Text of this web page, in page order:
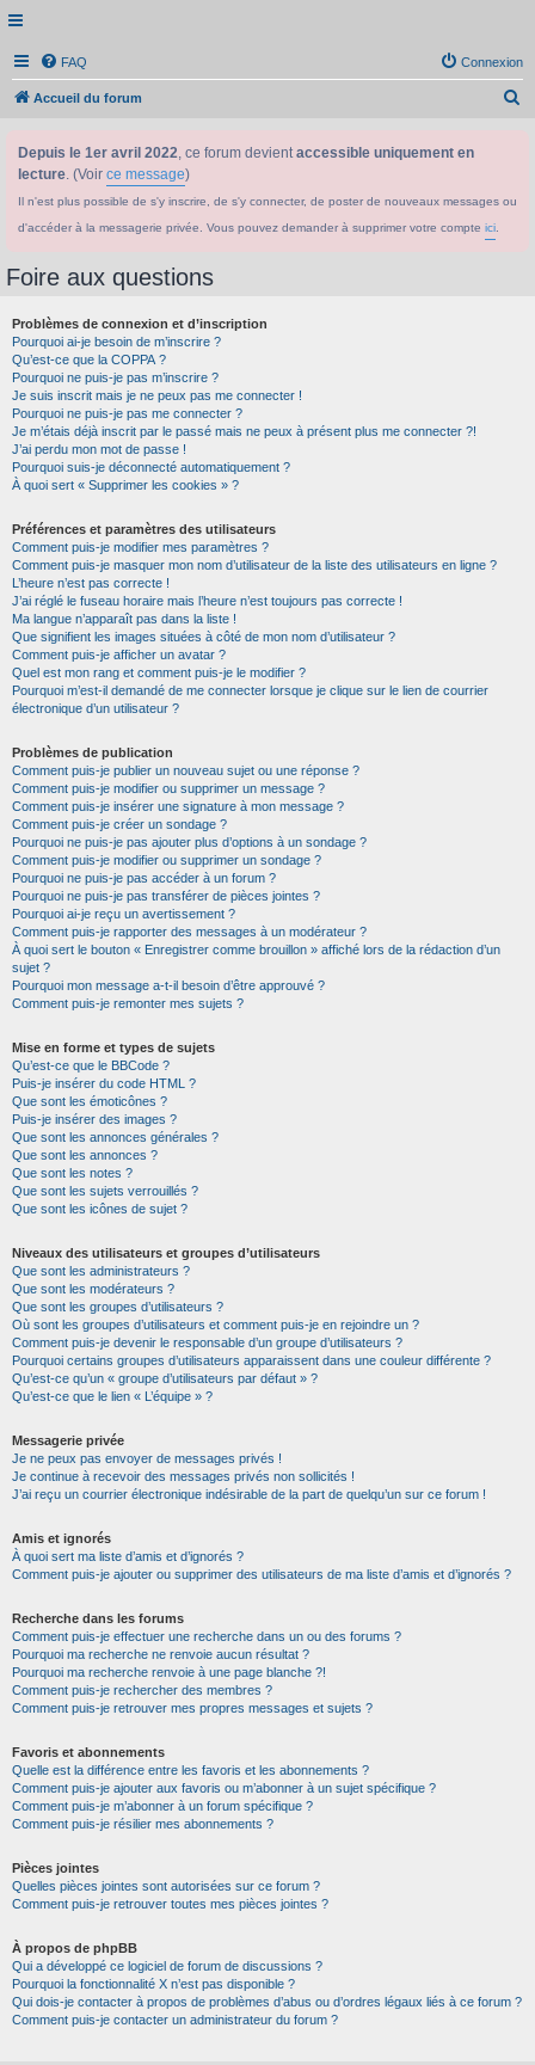
FAQ Connexion
Accueil du forum
Depuis le 1er avril 2022, ce forum devientaccessible uniquement en
lecture. (Voir ce message)
Il n'est plus possible de s'y inscrire, de s'y connecter, de poster de nouveaux messages ou
d'accéder à la messagerie privée. Vous pouvez demander à supprimer votre compte ici
Foire aux questions
Problèmes de connexion et d’inscription
Pourquoi ai-je besoin de m’inscrire ?
Qu’est-ce que la COPPA ?
Pourquoi ne puis-je pas m’inscrire ?
Je suis inscrit mais je ne peux pas me connecter !
Pourquoi ne puis-je pas me connecter ?
Je m’étais déjà inscrit par le passé mais ne peux à présent plus me connecter ?!
J’ai perdu mon mot de passe !
Pourquoi suis-je déconnecté automatiquement ?
À quoi sert « Supprimer les cookies » ?
Préférences et paramètres des utilisateurs
Comment puis-je modifier mes paramètres ?
Comment puis-je masquer mon nom d’utilisateur de la liste des utilisateurs en ligne ?
L’heure n’est pas correcte !
J’ai réglé le fuseau horaire mais l’heure n’est toujours pas correcte !
Ma langue n’apparaît pas dans la liste !
Que signifient les images situées à côté de mon nom d’utilisateur ?
Comment puis-je afficher un avatar ?
Quel est mon rang et comment puis-je le modifier ?
Pourquoi m’est-il demandé de me connecter lorsque je clique sur le lien de courrier
électronique d’un utilisateur ?
Problèmes de publication
Comment puis-je publier un nouveau sujet ou une réponse ?
Comment puis-je modifier ou supprimer un message ?
Comment puis-je insérer une signature à mon message ?
Comment puis-je créer un sondage ?
Pourquoi ne puis-je pas ajouter plus d’options à un sondage ?
Comment puis-je modifier ou supprimer un sondage ?
Pourquoi ne puis-je pas accéder à un forum ?
Pourquoi ne puis-je pas transférer de pièces jointes ?
Pourquoi ai-je reçu un avertissement ?
Comment puis-je rapporter des messages à un modérateur ?
À quoi sert le bouton « Enregistrer comme brouillon » affiché lors de la rédaction d’un
sujet ?
Pourquoi mon message a-t-il besoin d’être approuvé ?
Comment puis-je remonter mes sujets ?
Mise en forme et types de sujets
Qu’est-ce que le BBCode ?
Puis-je insérer du code HTML ?
Que sont les émoticônes ?
Puis-je insérer des images ?
Que sont les annonces générales ?
Que sont les annonces ?
Que sont les notes ?
Que sont les sujets verrouillés ?
Que sont les icônes de sujet ?
Niveaux des utilisateurs et groupes d’utilisateurs
Que sont les administrateurs ?
Que sont les modérateurs ?
Que sont les groupes d’utilisateurs ?
Où sont les groupes d’utilisateurs et comment puis-je en rejoindre un ?
Comment puis-je devenir le responsable d’un groupe d’utilisateurs ?
Pourquoi certains groupes d’utilisateurs apparaissent dans une couleur différente ?
Qu’est-ce qu’un « groupe d’utilisateurs par défaut » ?
Qu’est-ce que le lien « L’équipe » ?
Messagerie privée
Je ne peux pas envoyer de messages privés !
Je continue à recevoir des messages privés non sollicités !
J’ai reçu un courrier électronique indésirable de la part de quelqu’un sur ce forum !
Amis et ignorés
À quoi sert ma liste d’amis et d’ignorés ?
Comment puis-je ajouter ou supprimer des utilisateurs de ma liste d’amis et d’ignorés ?
Recherche dans les forums
Comment puis-je effectuer une recherche dans un ou des forums ?
Pourquoi ma recherche ne renvoie aucun résultat ?
Pourquoi ma recherche renvoie à une page blanche ?!
Comment puis-je rechercher des membres ?
Comment puis-je retrouver mes propres messages et sujets ?
Favoris et abonnements
Quelle est la différence entre les favoris et les abonnements ?
Comment puis-je ajouter aux favoris ou m’abonner à un sujet spécifique ?
Comment puis-je m’abonner à un forum spécifique ?
Comment puis-je résilier mes abonnements ?
Pièces jointes
Quelles pièces jointes sont autorisées sur ce forum ?
Comment puis-je retrouver toutes mes pièces jointes ?
À propos de phpBB
Qui a développé ce logiciel de forum de discussions ?
Pourquoi la fonctionnalité X n’est pas disponible ?
Qui dois-je contacter à propos de problèmes d’abus ou d’ordres légaux liés à ce forum ?
Comment puis-je contacter un administrateur du forum ?